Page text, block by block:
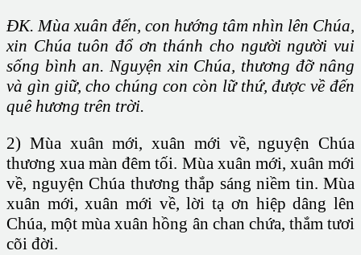
ĐK. Mùa xuân đến, con hướng tâm nhìn lên Chúa,
xin Chúa tuôn đổ ơn thánh cho người người vui
sống bình an. Nguyện xin Chúa, thương đỡ nâng
và gìn giữ, cho chúng con còn lữ thứ, được về đến
quê hương trên trời.
2) Mùa xuân mới, xuân mới về, nguyện Chúa
thương xua màn đêm tối. Mùa xuân mới, xuân mới
về, nguyện Chúa thương thắp sáng niềm tin. Mùa
xuân mới, xuân mới về, lời tạ ơn hiệp dâng lên
Chúa, một mùa xuân hồng ân chan chứa, thắm tươi
cõi đời.